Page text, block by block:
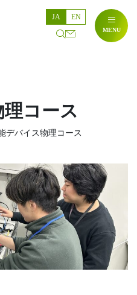
検お
JA EN
MENU
コース
デバイス物理コース